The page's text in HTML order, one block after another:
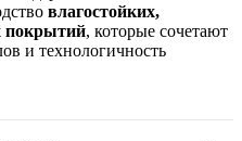
влагостойких,
покрытий, которые сочетают
и технологичность